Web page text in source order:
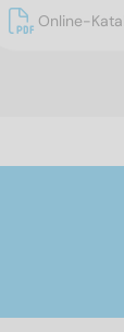
Online-